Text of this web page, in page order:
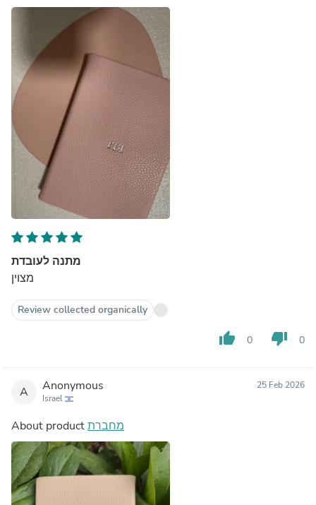
מתנה לעובדת
מצוין
Review collected organically
thumb_up 0 thumb_down 0
A Anonymous
Israel
25 Feb 2026
About productמחברת